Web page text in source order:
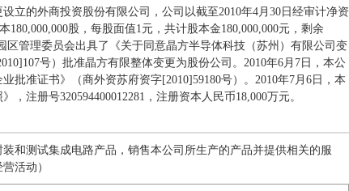
立的外商投资股份有限公司，公司以截至2010年4月30日经审计净资
180,000,000股，每股面值1元，共计股本金180,000,000元，剩余
区管理委员会出具了《关于同意晶方半导体科技（苏州）有限公司变
号）批准晶方有限整体变更为股份公司。2010年6月7日，本公
批准证书》（商外资苏府资字[2010]59180号）。2010年7月6日，本
注册号320594400012281，注册资本人民币18,000万元。
和测试集成电路产品，销售本公司所生产的产品并提供相关的服
活动）